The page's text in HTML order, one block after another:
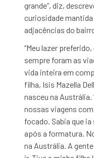
grande”, diz,
curiosidade
adjacências do
“Meu lazer
sempre foram as
vida inteira em
filha, Isis Mazella
nasceu na Austrália.
nossas viagens
focado. Sabia que
após a formatura.
na Austrália. A